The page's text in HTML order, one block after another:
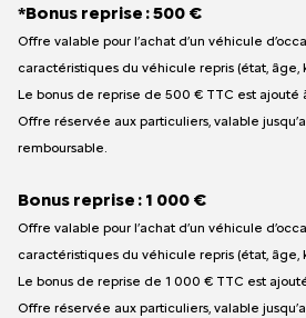
*Bonus reprise : 500 €
Offre valable pour l’achat d’un véhicule
caractéristiques du véhicule repris (état, âge,
Le bonus de reprise de 500 € TTC est
Offre réservée aux particuliers, valable
remboursable.
Bonus reprise : 1 000 €
Offre valable pour l’achat d’un véhicule
caractéristiques du véhicule repris (état, âge,
Le bonus de reprise de 1 000 € TTC est
Offre réservée aux particuliers, valable